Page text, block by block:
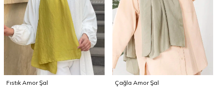
Fıstık Amor Şal Çağla Amor Şal